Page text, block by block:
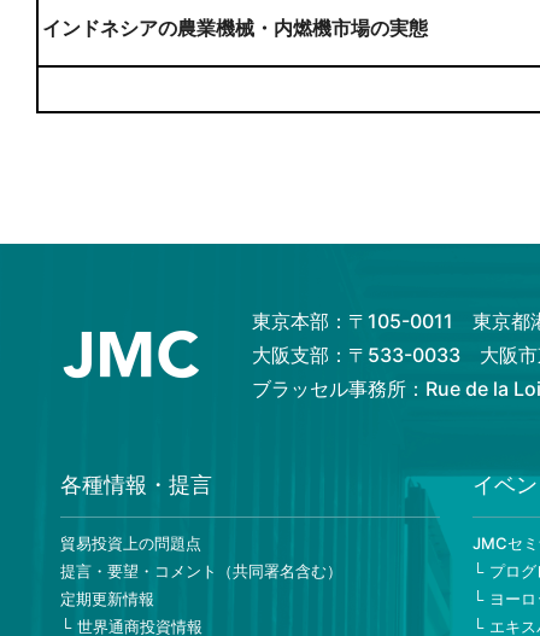
インドネシアの農業機械・内燃機市場の実態
東京本部：〒105-0011 東京都
大阪支部：〒533-0033 大阪市
ブラッセル事務所：Rue de la
各種情報・提言
貿易投資上の問題点
提言・要望・コメント（共同署名含む）
定期更新情報
世界通商投資情報
イベ
JMCセ
プロ
ヨー
エキ